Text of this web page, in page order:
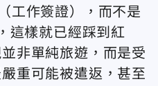
工作簽證），而不是
這樣就已經踩到紅
非單純旅遊，而是受
重可能被遣返，甚至